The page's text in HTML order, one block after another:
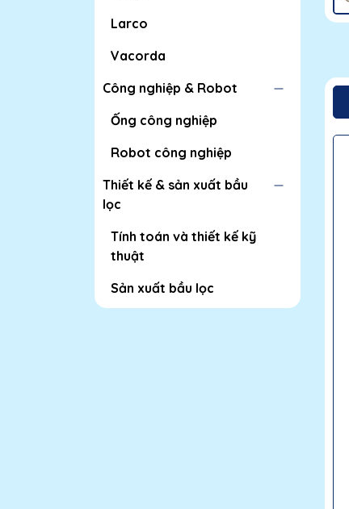
Larco
Vacorda
Công nghiệp & Robot
Ống công nghiệp
Robot công nghiệp
Thiết kế & sản xuất bầu
lọc
Tính toán và thiết kế kỹ
thuật
Sản xuất bầu lọc